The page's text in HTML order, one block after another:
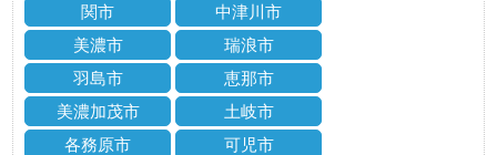
関市
中津川市
美濃市
瑞浪市
羽島市
恵那市
美濃加茂市
土岐市
各務原市
可児市